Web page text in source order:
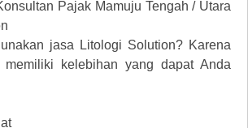
Pajak Mamuju Tengah / Utara
jasa Litologi Solution? Karena
memiliki kelebihan yang dapat Anda